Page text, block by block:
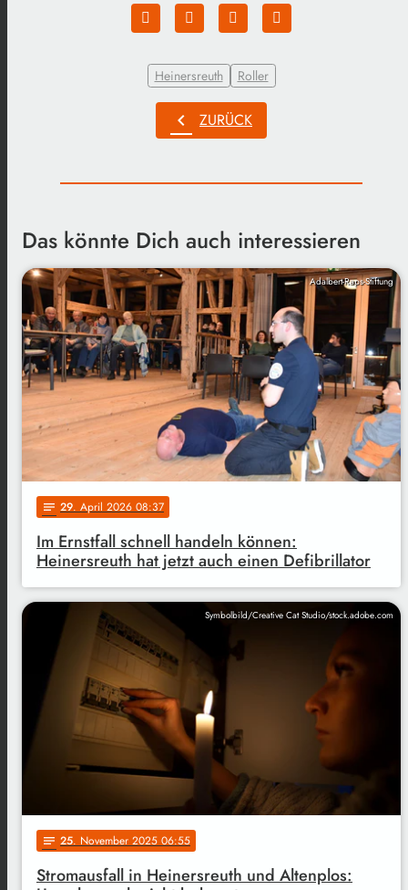
Heinersreuth Roller
chevron_left ZURÜCK
Das könnte Dich auch interessieren
Adalbert-Raps-Stiftung
notes 29. April 2026 08:37
Im Ernstfall schnell handeln können:
Heinersreuth hat jetzt auch einen Defibrillator
Symbolbild/Creative Cat Studio/stock.adobe.com
notes 25. November 2025 06:55
Stromausfall in Heinersreuth und Altenplos: